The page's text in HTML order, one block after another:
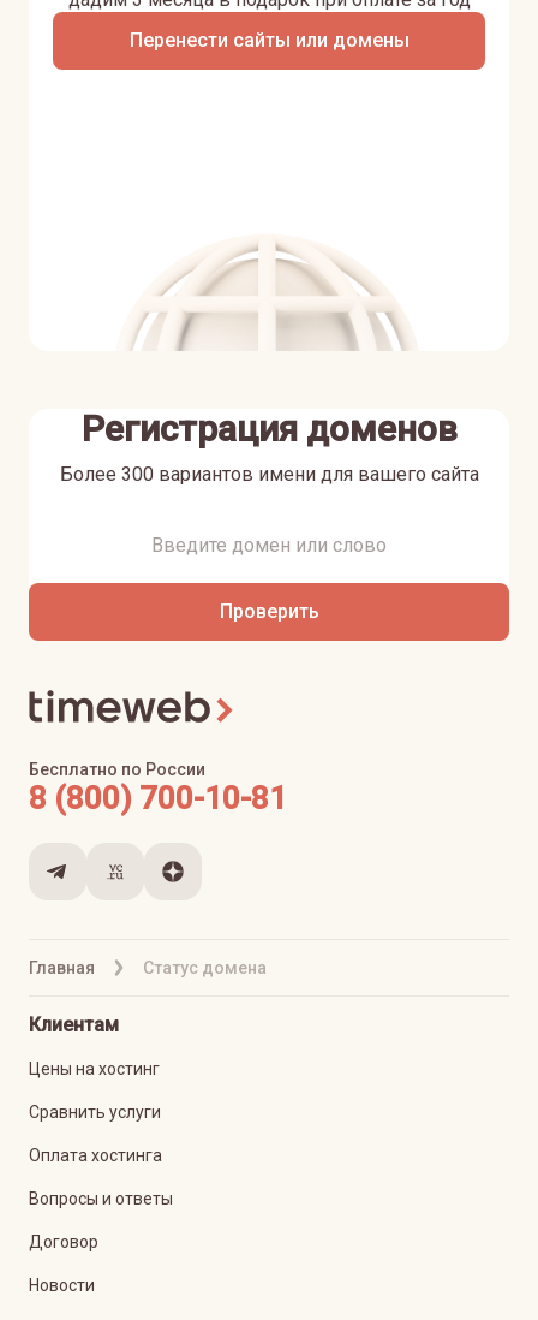
Перенести сайты или домены
Регистрация доменов
Более 300 вариантов имени для вашего сайта
Проверить
Главная Статус домена
Бесплатно по России
8 (800) 700-10-81
Клиентам
Цены на хостинг
Сравнить услуги
Оплата хостинга
Вопросы и ответы
Договор
Новости